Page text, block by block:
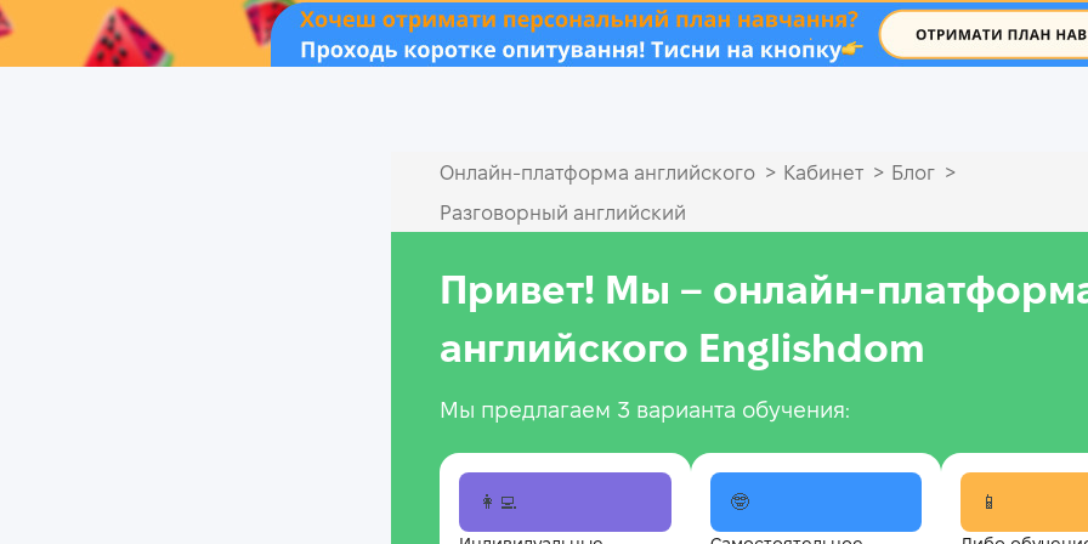
.
Онлайн‑платформа английского > Кабинет > Блог >
Разговорный английский
Привет! Мы –
английского Englishdom
Мы предлагаем 3 варианта обучения:
👩‍💻 🤓 📱